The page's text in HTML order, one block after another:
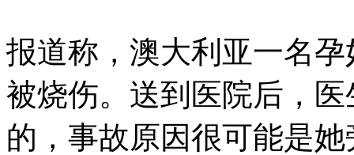
报道称，澳大利亚一名
被烧伤。送到医院后，
的，事故原因很可能是她